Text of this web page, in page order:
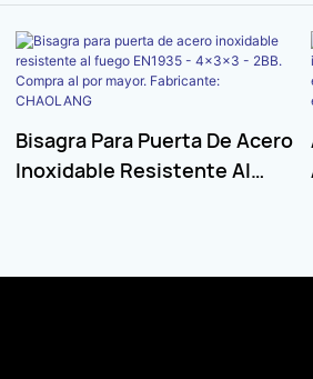
Bisagra Para Puerta De Acero
Inoxidable Resistente Al